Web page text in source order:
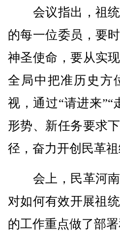
会议指出，祖统
的每一位委员，要
神圣使命，要从实
全局中把准历史方
视，通过“请进来”“
形势、新任务要求
径，奋力开创民革祖
会上，民革河南
对如何有效开展祖
的工作重点做了部署